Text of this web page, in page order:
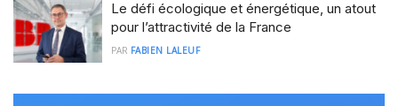
Le défi écologique et énergétique, un atout
pour l’attractivité de la France
PAR FABIEN LALEUF